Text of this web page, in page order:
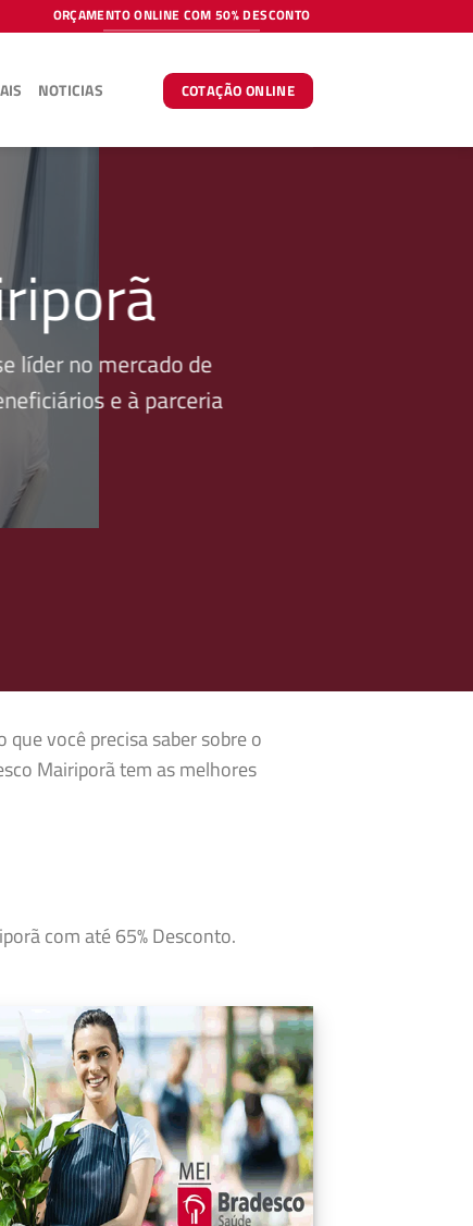
ORÇAMENTO ONLINE COM 50% DESCONTO
NOTICIAS COTAÇÃO ONLINE
líder no mercado de
e à parceria
você precisa saber sobre o
Mairiporã tem as melhores
com até 65% Desconto.